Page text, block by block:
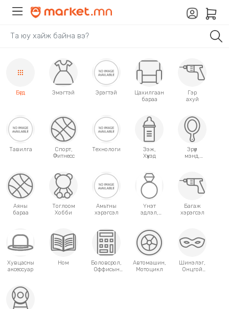
Бүгд Эмэгтэй Эрэгтэй
Цахилгаан
бараа
Гэр
ахуй
Тавилга
Спорт,
Фитнесс
Технологи
Ээж,
Хүүхэд
Эрүүл
мэнд,
Аяны
бараа
Тоглоом
Хобби
Амьтны
хэрэгсэл
Үнэт
эдлэл,
Багаж
хэрэгсэл
Хувцасны
аксессуар
Ном
Боловсрол,
Оффисын
Автомашин,
Мотоцикл
Шинэлэг,
Онцгой